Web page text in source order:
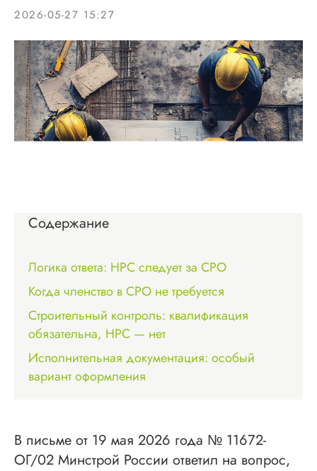
2026-05-27 15:27
Содержание
Логика ответа: НРС следует за СРО
Когда членство в СРО не требуется
Строительный контроль: квалификация
обязательна, НРС — нет
Исполнительная документация: особый
вариант оформления
В письме от 19 мая 2026 года № 11672-
ОГ/02 Минстрой России ответил на вопрос,